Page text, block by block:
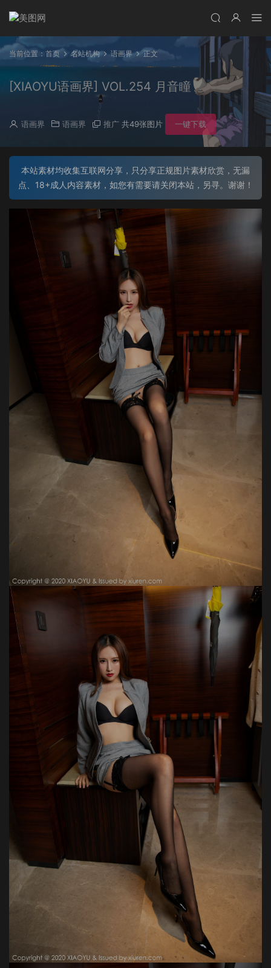
当前位置： 首页 名站机构 语画界 正文
[XIAOYU语画界] VOL.254 月音瞳
语画界 语画界 推广 共49张图片 一键下载
本站素材均收集互联网分享，只分享正规图片素材欣赏，无漏
点、18+成人内容素材，如您有需要请关闭本站，另寻。谢谢！